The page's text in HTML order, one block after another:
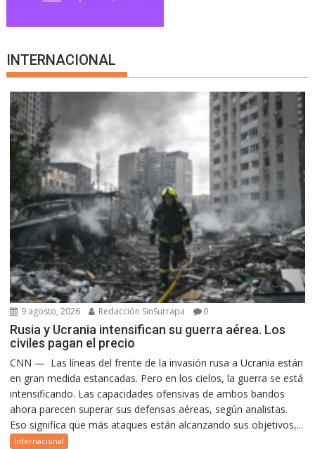
INTERNACIONAL
9 agosto, 2026 Redacción SinSurrapa 0
Rusia y Ucrania intensifican su guerra aérea. Los
civiles pagan el precio
CNN — Las líneas del frente de la invasión rusa a Ucrania están
en gran medida estancadas. Pero en los cielos, la guerra se está
intensificando. Las capacidades ofensivas de ambos bandos
ahora parecen superar sus defensas aéreas, según analistas.
Eso significa que más ataques están alcanzando sus objetivos,...
Internacional